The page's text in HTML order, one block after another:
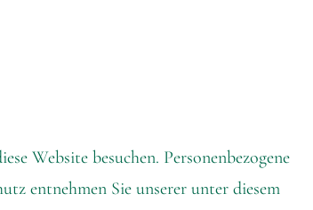
Website besuchen. Personenbezogene
entnehmen Sie unserer unter diesem